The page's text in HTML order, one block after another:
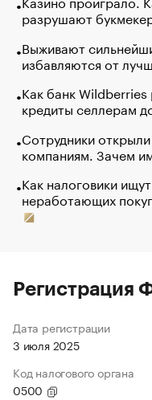
разрушают
Выживают
избавляются от
Как банк Wildberries
кредиты селлерам
Сотрудники
компаниям. Зачем
Как налоговики
неработающих
Регистрация
Дата регистрации
3 июля 2025
Код налогового органа
0500